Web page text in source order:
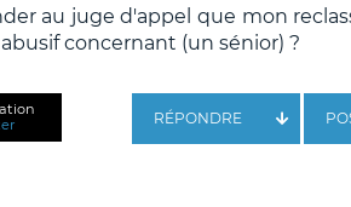
au juge d'appel que mon
concernant (un sénior) ?
RÉPONDRE